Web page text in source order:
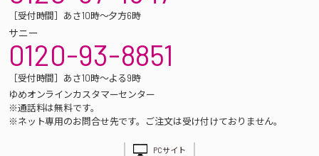
［受付時間］あさ10時～夕方6時
サニー
0120-93-8851
［受付時間］あさ10時～よる9時
ゆめオンラインカスタマーセンター
※通話料は無料です。
※ネット専用のお問合せ先です。ご注文は受け付けておりません。
PCサイト